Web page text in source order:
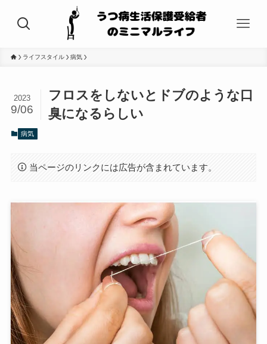
ライフスタイル 病気
フロスをしないとドブのような口
臭になるらしい
2023
9/06
病気
当ページのリンクには広告が含まれています。